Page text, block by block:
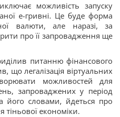
можливість запуску
е-гривні. Це буде форма
валюти, але наразі, за
про її запровадження ще
питанню фінансового
що легалізація віртуальних
можливостей для
запроваджених у період
його словами, йдеться про
економіки.